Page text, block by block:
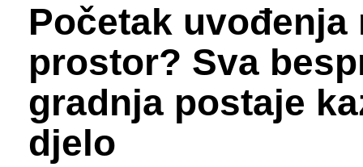
Početak uvođenja
prostor? Sva
gradnja postaje
djelo